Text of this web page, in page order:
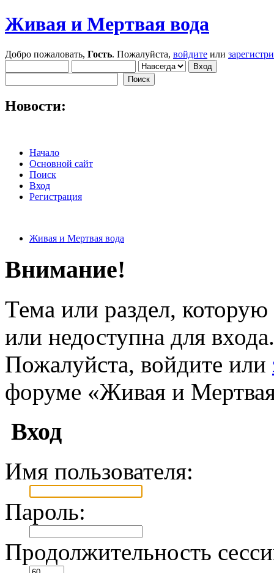
Живая и Мертвая вода
Добро пожаловать, Гость. Пожалуйста, войдите или
Новости:
Начало
Основной сайт
Поиск
Вход
Регистрация
Живая и Мертвая вода
Внимание!
Тема или раздел,
или недоступна для входа.
Пожалуйста, войдите или
форуме «Живая и
Вход
Имя пользователя:
Пароль:
Продолжительность